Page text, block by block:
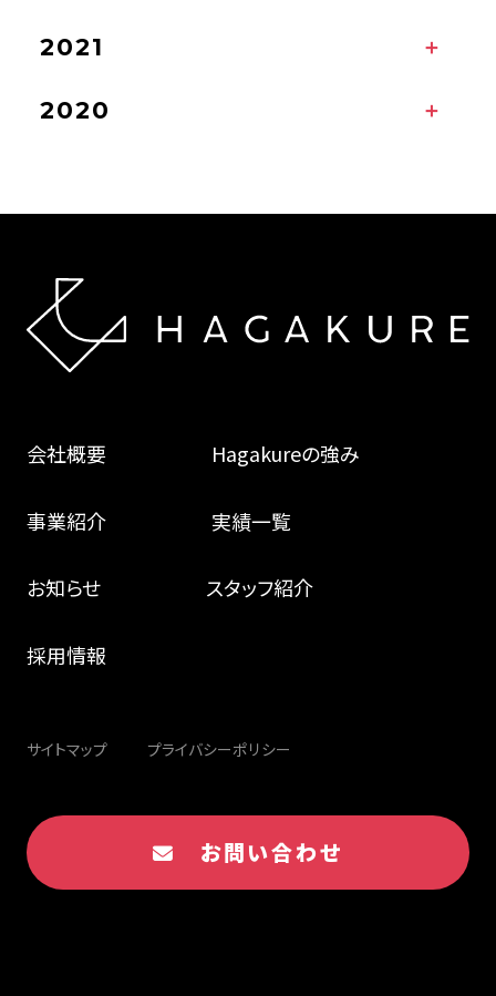
2021
2020
会社概要 Hagakureの強み
事業紹介 実績一覧
お知らせ スタッフ紹介
採用情報
サイトマップ プライバシーポリシー
お問い合わせ